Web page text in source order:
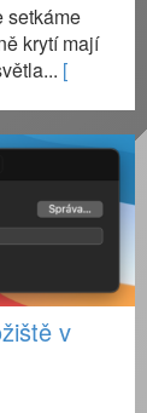
setkáme
krytí mají
[
v